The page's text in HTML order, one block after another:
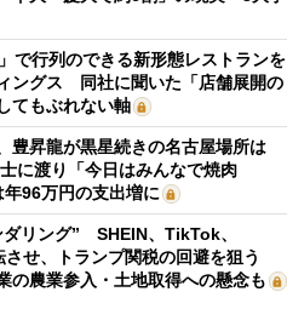
で行列のできる新形態レストランを
ングス 同社に聞いた「店舗展開の
てもぶれない軸
豊昇龍が黒星続きの名古屋場所は
に渡り「今日はみんなで焼肉
96万円の支出増に
リング” SHEIN、TikTok、
せ、トランプ関税の回避を狙う
の農業参入・土地取得への懸念も